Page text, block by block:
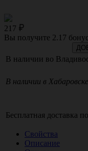
217
Вы получите 2.17
В наличии во
В наличии в
Бесплатная доставка по
Свойства
Описание